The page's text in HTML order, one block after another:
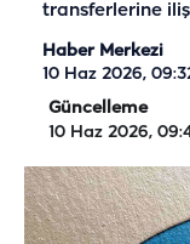
transferlerine
Haber Merkezi
10 Haz 2026,
Güncelleme
10 Haz 2026,